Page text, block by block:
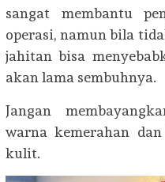
sangat membantu
operasi, namun bila
jahitan bisa
akan lama sembuhnya.
Jangan
warna kemerahan
kulit.